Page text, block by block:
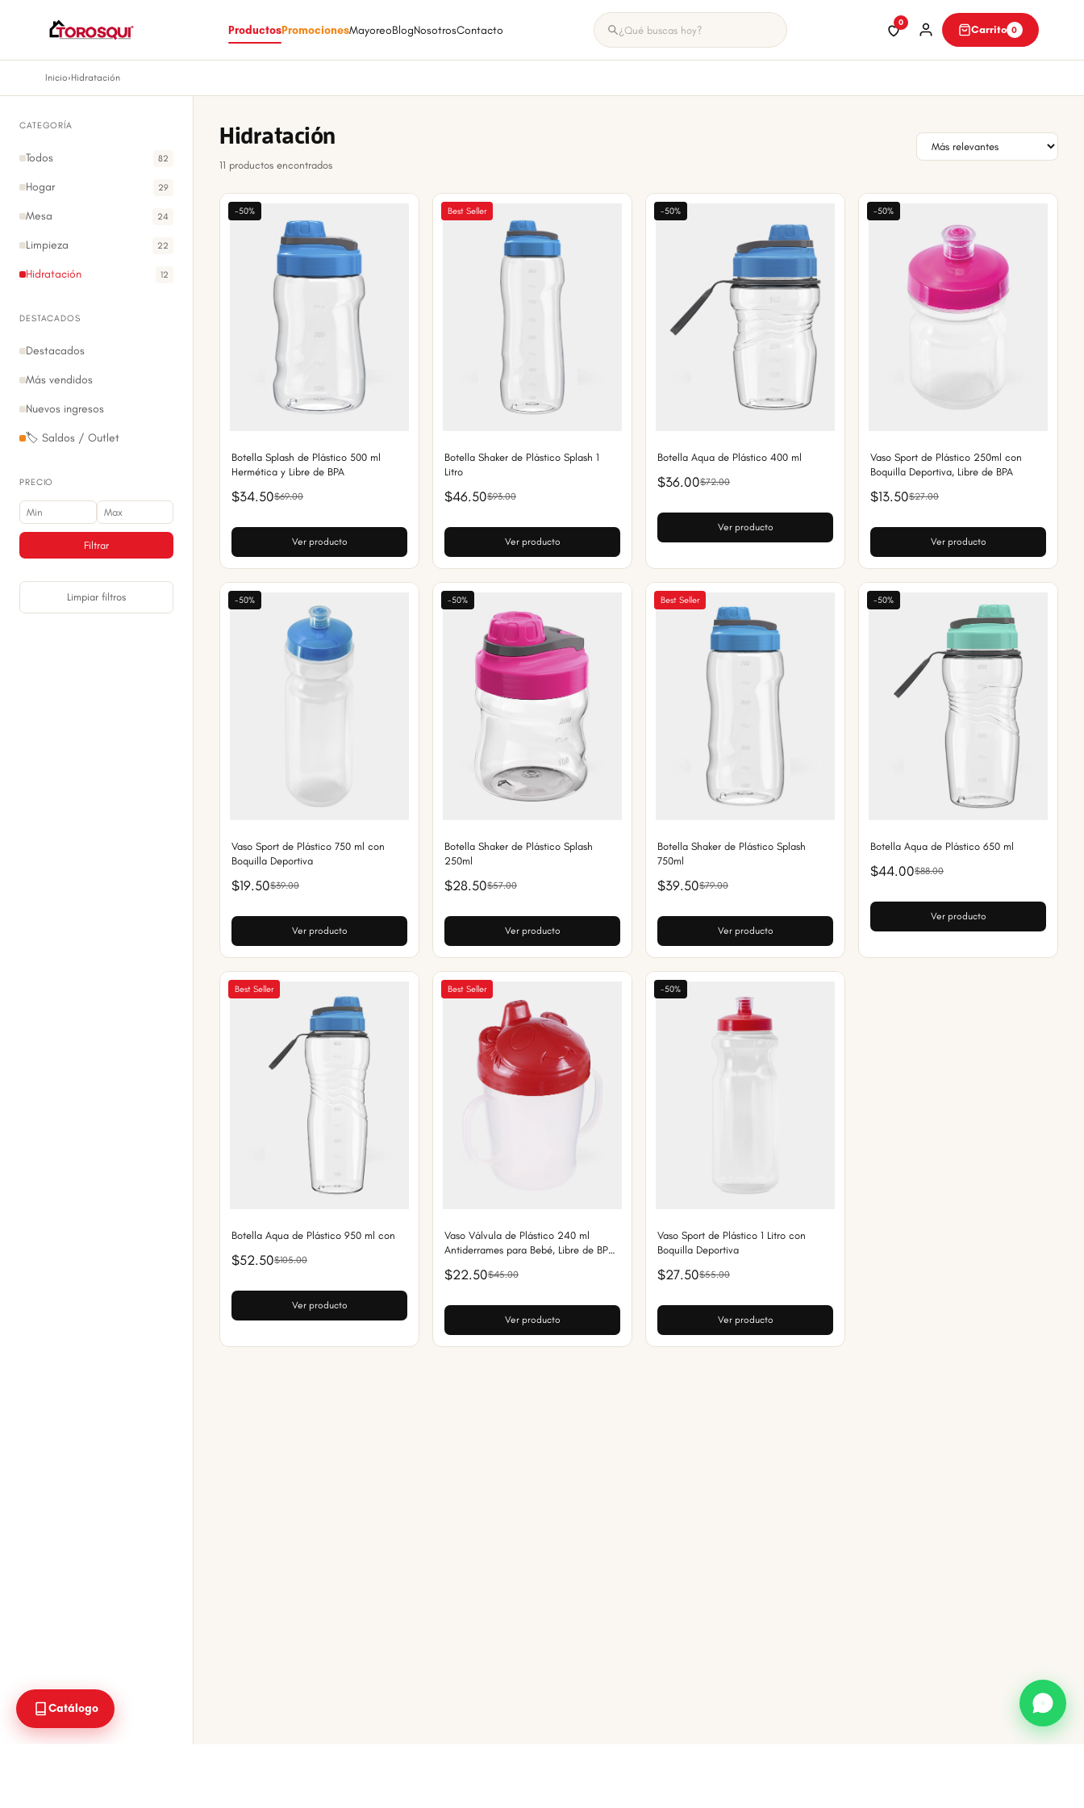
ProductosPromocionesMayoreoBlogNosotrosContacto
0
Carrito 0
Inicio›Hidratación
CATEGORÍA
Todos 82
Hogar 29
Mesa 24
Limpieza 22
Hidratación 12
DESTACADOS
Destacados
Más vendidos
Nuevos ingresos
🏷️ Saldos / Outlet
PRECIO
Filtrar
Limpiar filtros
Hidratación
11 productos encontrados
-50%
Botella Splash de Plástico 500 ml
Hermética y Libre de BPA
$34.50$69.00
Ver producto
Best Seller
Botella Shaker de Plástico Splash 1
Litro
$46.50$93.00
Ver producto
-50%
Botella Aqua de Plástico 400 ml
$36.00$72.00
Ver producto
-50%
Vaso Sport de Plástico 250ml con
Boquilla Deportiva, Libre de BPA
$13.50$27.00
Ver producto
-50%
Vaso Sport de Plástico 750 ml con
Boquilla Deportiva
$19.50$39.00
Ver producto
-50%
Botella Shaker de Plástico Splash
250ml
$28.50$57.00
Ver producto
Best Seller
Botella Shaker de Plástico Splash
750ml
$39.50$79.00
Ver producto
-50%
Botella Aqua de Plástico 650 ml
$44.00$88.00
Ver producto
Best Seller
Botella Aqua de Plástico 950 ml con
$52.50$105.00
Ver producto
Best Seller
Vaso Válvula de Plástico 240 ml
Antiderrames para Bebé, Libre de BPA,
$22.50$45.00
Ver producto
-50%
Vaso Sport de Plástico 1 Litro con
Boquilla Deportiva
$27.50$55.00
Ver producto
Catálogo